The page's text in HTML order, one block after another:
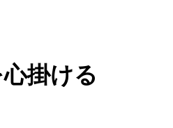
掛ける